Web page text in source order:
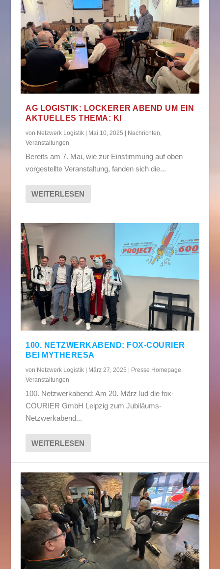
AG LOGISTIK: LOCKERER ABEND UM EIN
AKTUELLES THEMA: KI
von Netzwerk Logistik | Mai 10, 2025 | Nachrichten,
Veranstaltungen
Bereits am 7. Mai, wie zur Einstimmung auf oben
vorgestellte Veranstaltung, fanden sich die...
WEITERLESEN
100. NETZWERKABEND: FOX-COURIER
BEI MYTHERESA
von Netzwerk Logistik | März 27, 2025 | Presse Homepage
Veranstaltungen
100. Netzwerkabend: Am 20. März lud die fox-
COURIER GmbH Leipzig zum Jubiläums-
Netzwerkabend...
WEITERLESEN